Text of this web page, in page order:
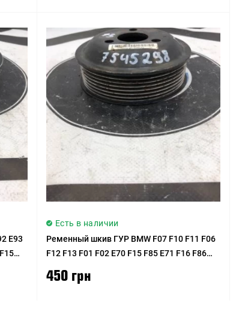
E93
Есть в наличии
Ременный шкив ГУР BMW F07 F10 F11 F06
F12 F13 F01 F02 E70 F15 F85 E71 F16 F86
450 грн